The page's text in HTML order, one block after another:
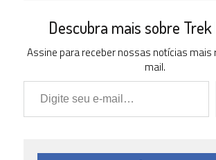
Descubra mais sobre
Assine para receber nossas notícias
mail.
Digite seu e-mail…